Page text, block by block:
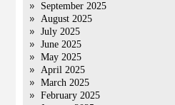
September 2025
August 2025
July 2025
June 2025
May 2025
April 2025
March 2025
February 2025